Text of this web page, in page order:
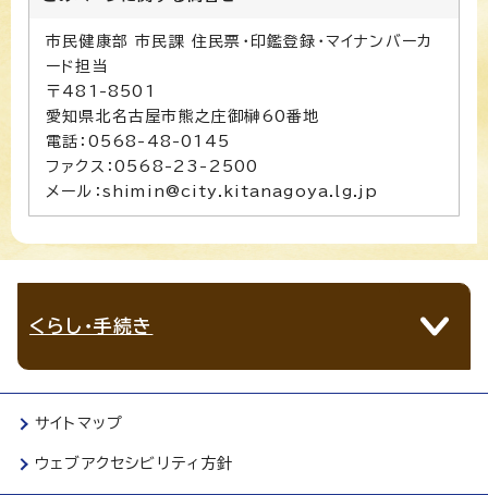
市民健康部 市民課 住民票・印鑑登録・マイナンバーカ
ード担当
〒481-8501
愛知県北名古屋市熊之庄御榊60番地
電話：0568-48-0145
ファクス：0568-23-2500
メール：shimin@city.kitanagoya.lg.jp
くらし・手続き
サイトマップ
ウェブアクセシビリティ方針